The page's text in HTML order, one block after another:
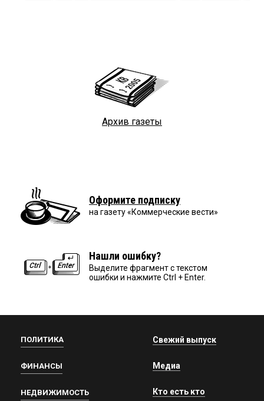
Архив газеты
Оформите подписку
на газету «Коммерческие вести»
Нашли ошибку?
Выделите фрагмент с текстом
ошибки и нажмите Ctrl + Enter.
ПОЛИТИКА
ФИНАНСЫ
НЕДВИЖИМОСТЬ
Свежий выпуск
Медиа
Кто есть кто